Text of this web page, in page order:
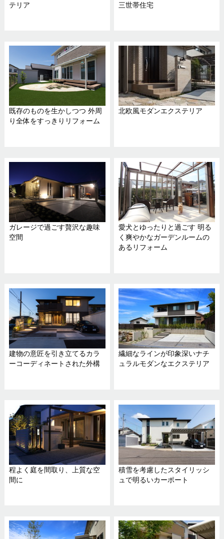
テリア
三世帯住宅
既存のものを生かしつつ 外周
り全体をすっきりリフォーム
北欧風モダンエクステリア
ガレージで過ごす贅沢な趣味
空間
愛犬とゆったりと過ごす 明る
く爽やかなガーデンルームの
あるリフォーム
建物の意匠を引き立てるカラ
ーコーディネートされた外構
繊細なラインが印象深いナチ
ュラルモダンなエクステリア
程よく庭を間取り、上質な空
間に
積雪を考慮したスタイリッシ
ュで明るいカーポート